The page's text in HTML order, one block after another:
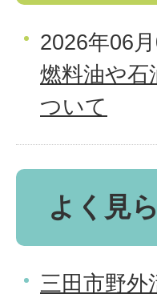
2026年06
燃料油や石
ついて
よく見
三田市野外